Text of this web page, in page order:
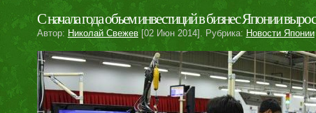
С начала года объем инвестиций в бизнес Японии
Автор: Николай Свежев[02 Июн 2014]. Рубрика: Новости Японии